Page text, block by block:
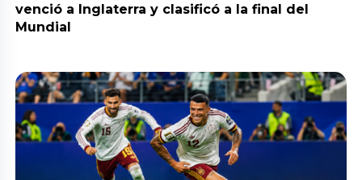
venció a Inglaterra y clasificó a la final del
Mundial